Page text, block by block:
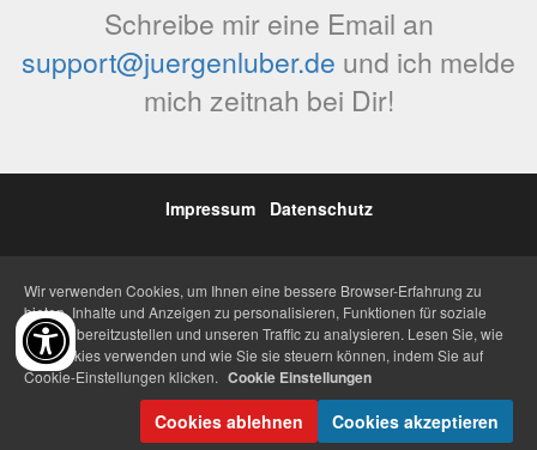
Schreibe mir eine Email an
support@juergenluber.de und ich melde
mich zeitnah bei Dir!
Impressum Datenschutz
Wir verwenden Cookies, um Ihnen eine bessere Browser-Erfahrung zu
bieten, Inhalte und Anzeigen zu personalisieren, Funktionen für soziale
Medien bereitzustellen und unseren Traffic zu analysieren. Lesen Sie, wie
wir Cookies verwenden und wie Sie sie steuern können, indem Sie auf
Cookie-Einstellungen klicken. Cookie Einstellungen
Cookies ablehnen Cookies akzeptieren